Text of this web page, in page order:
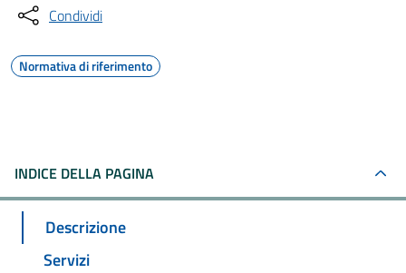
Condividi
Normativa di riferimento
INDICE DELLA PAGINA
Descrizione
Servizi